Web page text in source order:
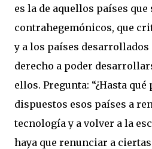
es la de aquellos países
contrahegemónicos, que
y a los países
derecho a poder
ellos. Pregunta: “¿Hasta
dispuestos esos países a
tecnología y a volver a la
haya que renunciar a